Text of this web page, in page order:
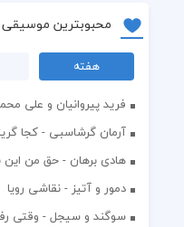
محبوبترین موسیقی
هفته
فرید پیروانیان و علی
آرمان گرشاسبی - کجا
هادی برهان - حق من این
دمور و آتیز - نقاشی رویا
سوگند و سیجل - وقتی